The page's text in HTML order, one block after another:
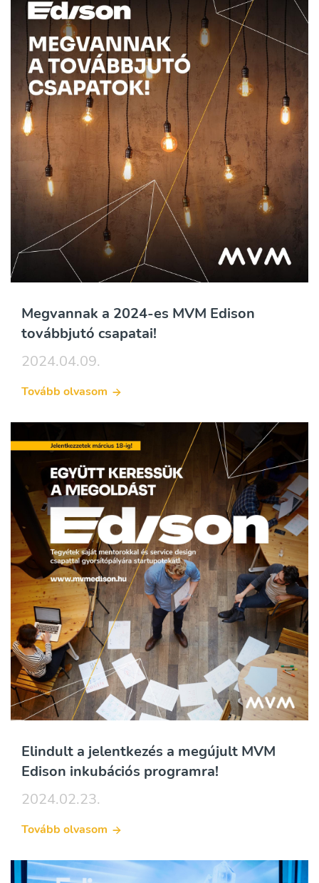
Megvannak a 2024-es MVM Edison
továbbjutó csapatai!
2024.04.09.
Tovább olvasom
Elindult a jelentkezés a megújult MVM
Edison inkubációs programra!
2024.02.23.
Tovább olvasom